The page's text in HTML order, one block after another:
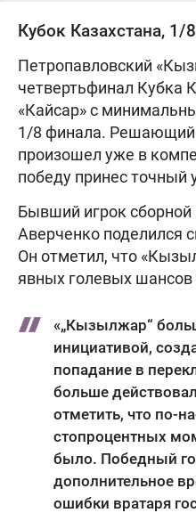
Кубок Казахстана, 1/
Петропавловский
четвертьфинал Кубка
«Кайсар» с
1/8 финала. Решающий
произошел уже в
победу принес точный
Бывший игрок сборной
Аверченко поделился
Он отметил, что
явных голевых
«„Кызылжар“
инициативой,
попадание в
больше
отметить, что по-
стопроцентных
было. Победный
дополнительное
ошибки вратаря